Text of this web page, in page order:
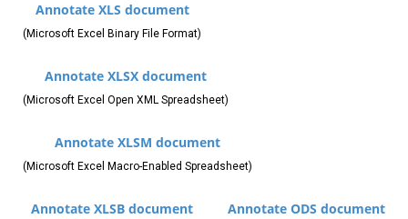
Annotate XLS document
(Microsoft Excel Binary File Format)
Annotate XLSX document
(Microsoft Excel Open XML Spreadsheet)
Annotate XLSM document
(Microsoft Excel Macro-Enabled Spreadsheet)
Annotate XLSB document Annotate ODS document